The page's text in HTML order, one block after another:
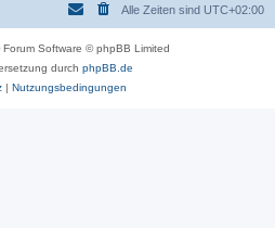
Alle Zeiten sind UTC+02:00
Forum Software © phpBB Limited
durch phpBB.de
| Nutzungsbedingungen